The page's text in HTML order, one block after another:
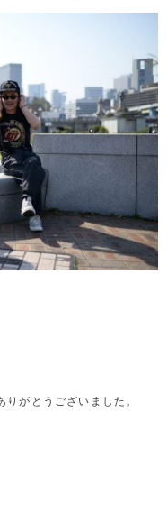
がとうございました。